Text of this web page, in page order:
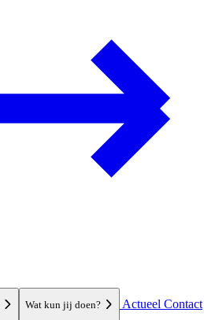
Wat kun jij doen? Actueel Contact